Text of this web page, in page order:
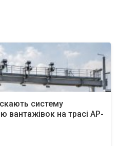
систему
вантажівок на трасі AP-